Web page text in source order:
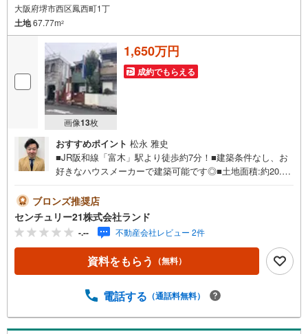
大阪府堺市西区鳳西町1丁
土地67.77m2
画像13枚
1,650万円
成約でもらえる
おすすめポイント 松永 雅史
■JR阪和線「富木」駅より徒歩約7分！■建築条件なし、お
好きなハウスメーカーで建築可能です◎■土地面積:約20.5
ンチュリー21ランドについて＞●センチュリー21ランド北
花田本店は・・・ お客様のニーズに寄り添い、大切なお
住まいのご購入に最後まで伴走いたします！●リフォームの
ご相談も承っております。●購入・売却・ローンのご相
談・・・なんでもお気軽にご相談くださいませ！〇大阪メ
トロ御堂筋線「北花田」駅より徒歩約10分！○JR阪和線
曜日・水曜日定休日※祝日は営業）事前にご連絡いただけま
ります！
ブロンズ推奨店
センチュリー21株式会社ランド
-.-- 不動産会社レビュー 2件
資料をもらう （無料）
電話する （通話料無料）